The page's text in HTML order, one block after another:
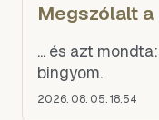
Megszólalt a
... és azt
bingyom.
2026. 08. 05. 18:54